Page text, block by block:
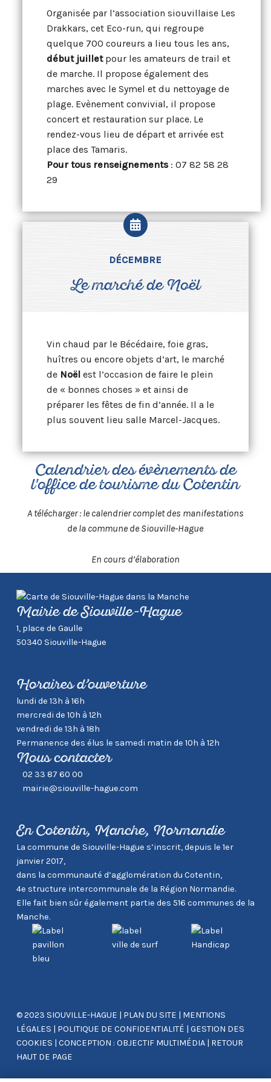
Organisée par l’association siouvillaise Les
Drakkars, cet Eco-run, qui regroupe
quelque 700 coureurs a lieu tous les ans,
début juilletpour les amateurs de trail et
de marche. Il propose également des
marches avec le Symel et du nettoyage de
plage. Evènement convivial, il propose
concert et restauration sur place. Le
rendez-vous lieu de départ et arrivée est
place des Tamaris.
Pour tous renseignements: 07 82 58 28
29
DÉCEMBRE
Le marché de Noël
Vin chaud par le Bécédaire, foie gras,
huîtres ou encore objets d’art, le marché
de Noëlest l’occasion de faire le plein
de « bonnes choses » et ainsi de
préparer les fêtes de fin d’année. Il a le
plus souvent lieu salle Marcel-Jacques.
Calendrier des évènements de
l'office de tourisme du Cotentin
A télécharger : le calendrier complet des manifestations
de la commune de Siouville-Hague
En cours d’élaboration
Mairie de Siouville-Hague
1, place de Gaulle
50340 Siouville-Hague
Horaires d’ouverture
lundi de 13h à 16h
mercredi de 10h à 12h
vendredi de 13h à 18h
Permanence des élus le samedi matin de 10h à 12h
Nous contacter
02 33 87 60 00
mairie@siouville-hague.com
En Cotentin, Manche, Normandie
La commune de Siouville-Hague s’inscrit, depuis le 1er
janvier 2017,
dans la communauté d’agglomération du Cotentin,
4e structure intercommunale de la Région Normandie.
Elle fait bien sûr également partie des 516 communes de la
Manche.
© 2023 SIOUVILLE-HAGUE | PLAN DU SITE | MENTIONS
LÉGALES | POLITIQUE DE CONFIDENTIALITÉ | GESTION DES
COOKIES | CONCEPTION : OBJECTIF MULTIMÉDIA| RETOUR
HAUT DE PAGE